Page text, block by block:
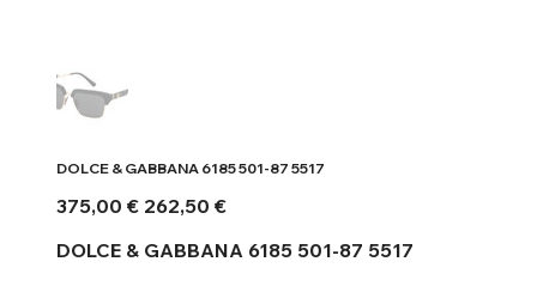
DOLCE & GABBANA 6185 501-87 5517
Αρχική
τιμή
375,00 € Τιμή
έκπτωσης
262,50 €
DOLCE & GABBANA 6185 501-87 5517